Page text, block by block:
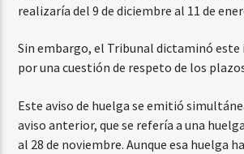
realizaría del 9 de diciembre al 11 de
Sin embargo, el Tribunal dictaminó
por una cuestión de respeto de los
Este aviso de huelga se emitió
aviso anterior, que se refería a una
al 28 de noviembre. Aunque esa huelga